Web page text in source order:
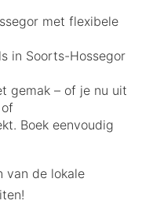
met flexibele
in Soorts-Hossegor
gemak – of je nu uit
Boek eenvoudig
van de lokale